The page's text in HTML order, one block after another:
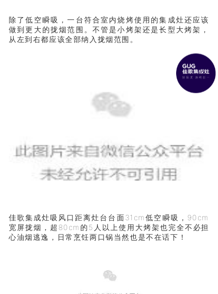
除了低空瞬吸，一台符合室内烧烤使用的集成灶还应该
做到更大的拢烟范围。不管是小烤架还是长型大烤架，
从左到右都应该全部纳入拢烟范围。
佳歌集成灶吸风口距离灶台台面31cm低空瞬吸，90cm
宽屏拢烟，超80cm的5人以上使用大烤架也完全不必担
心油烟逃逸，日常烹饪两口锅当然也是不在话下！